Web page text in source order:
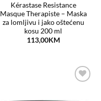
Kérastase Resistance
Masque Therapiste – Maska
za lomljivu i jako oštećenu
kosu 200 ml
113,00KM